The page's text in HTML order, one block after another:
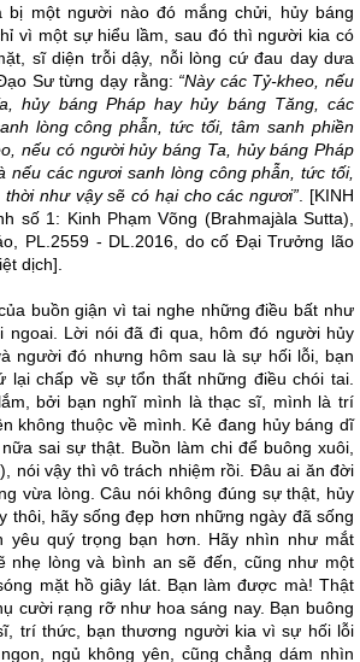
một người nào đó mắng chửi, hủy báng
vì một sự hiểu lầm, sau đó thì người kia có
sĩ diện trỗi dậy, nỗi lòng cứ đau day dưa
Sư từng dạy rằng: “Này các Tỷ-kheo, nếu
hủy báng Pháp hay hủy báng Tăng, các
lòng công phẫn, tức tối, tâm sanh phiền
nếu có người hủy báng Ta, hủy báng Pháp
nếu các ngươi sanh lòng công phẫn, tức tối,
như vậy sẽ có hại cho các ngươi” . [KINH
số 1: Kinh Phạm Võng (Brahmajàla Sutta),
PL.2559 - DL.2016, do cố Đại Trưởng lão
dịch].
buồn giận vì tai nghe những điều bất như
ngoai. Lời nói đã đi qua, hôm đó người hủy
người đó nhưng hôm sau là sự hối lỗi, bạn
lại chấp về sự tổn thất những điều chói tai.
bởi bạn nghĩ mình là thạc sĩ, mình là trí
không thuộc về mình. Kẻ đang hủy báng dĩ
sai sự thật. Buồn làm chi để buông xuôi,
nói vậy thì vô trách nhiệm rồi. Đâu ai ăn đời
vừa lòng. Câu nói không đúng sự thật, hủy
thôi, hãy sống đẹp hơn những ngày đã sống
yêu quý trọng bạn hơn. Hãy nhìn như mắt
nhẹ lòng và bình an sẽ đến, cũng như một
mặt hồ giây lát. Bạn làm được mà! Thật
cười rạng rỡ như hoa sáng nay. Bạn buông
trí thức, bạn thương người kia vì sự hối lỗi
ngủ không yên, cũng chẳng dám nhìn